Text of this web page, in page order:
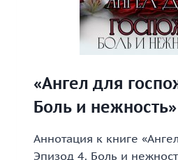
«Ангел для
Боль и нежность»
Аннотация к книге
Эпизод 4. Боль и